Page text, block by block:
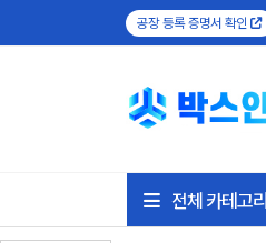
공장 등록 증명서 확인
전체 카테고리